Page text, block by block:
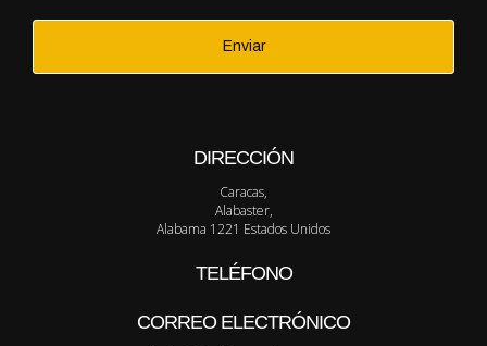
Enviar
DIRECCIÓN
Caracas,
Alabaster,
Alabama 1221 Estados Unidos
TELÉFONO
CORREO ELECTRÓNICO